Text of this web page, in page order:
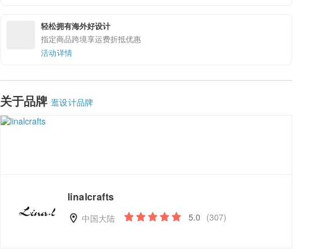
轻松拥有海外好设计
指定商品跨境享运费折抵优惠
活动详情
关于品牌 逛设计品牌
linalcrafts
中国大陆 5.0 (307)